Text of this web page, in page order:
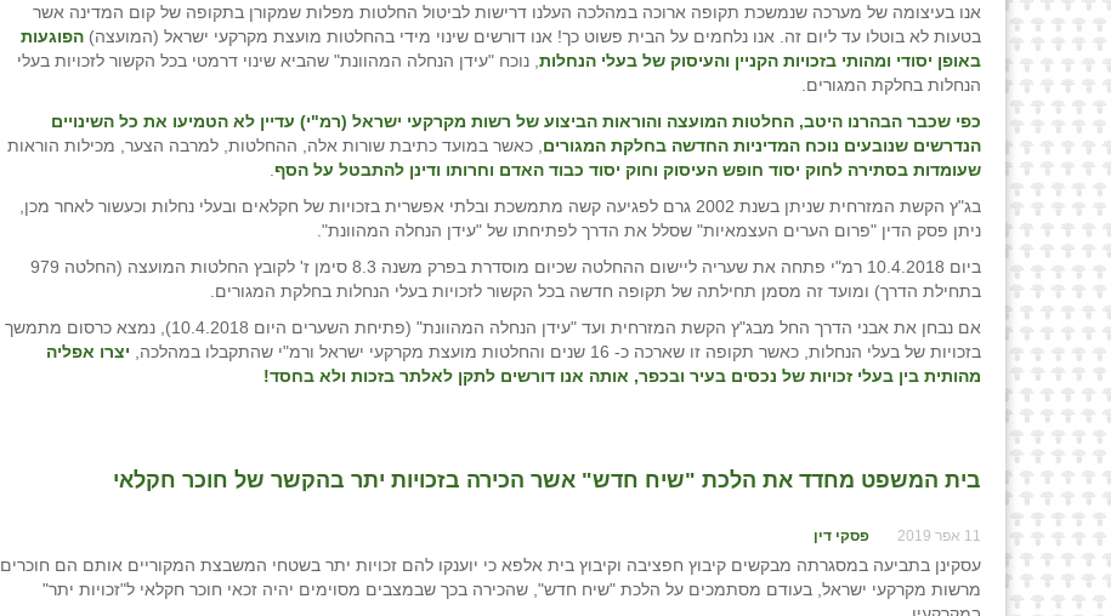
אנו בעיצומה של מערכה שנמשכת תקופה ארוכה במהלכה העלנו דרישות לביטול החלטות מפלות שמקורן בתקופה של קום המדינה אשר
בטעות לא בוטלו עד ליום זה. אנו נלחמים על הבית פשוט כך! אנו דורשים שינוי מידי בהחלטות מועצת מקרקעי ישראל (המועצה) הפוגעות
באופן יסודי ומהותי בזכויות הקניין והעיסוק של בעלי הנחלות , נוכח "עידן הנחלה המהוונת" שהביא שינוי דרמטי בכל הקשור לזכויות בעלי
הנחלות בחלקת המגורים.
כפי שכבר הבהרנו היטב, החלטות המועצה והוראות הביצוע של רשות מקרקעי ישראל (רמ"י) עדיין לא הטמיעו את כל השינויים
הנדרשים שנובעים נוכח המדיניות החדשה בחלקת המגורים , כאשר במועד כתיבת שורות אלה, ההחלטות, למרבה הצער, מכילות הוראות
שעומדות בסתירה לחוק יסוד חופש העיסוק וחוק יסוד כבוד האדם וחרותו ודינן להתבטל על הסף
בג"ץ הקשת המזרחית שניתן בשנת 2002 גרם לפגיעה קשה מתמשכת ובלתי אפשרית בזכויות של חקלאים ובעלי נחלות וכעשור לאחר מכן,
ניתן פסק הדין "פרום הערים העצמאיות" שסלל את הדרך לפתיחתו של "עידן הנחלה המהוונת".
ביום 10.4.2018 רמ"י פתחה את שעריה ליישום ההחלטה שכיום מוסדרת בפרק משנה 8.3 סימן ז' לקובץ החלטות המועצה (החלטה 979
בתחילת הדרך) ומועד זה מסמן תחילתה של תקופה חדשה בכל הקשור לזכויות בעלי הנחלות בחלקת המגורים.
אם נבחן את אבני הדרך החל מבג"ץ הקשת המזרחית ועד "עידן הנחלה המהוונת" (פתיחת השערים היום 10.4.2018), נמצא כרסום מתמשך
בזכויות של בעלי הנחלות, כאשר תקופה זו שארכה כ- 16 שנים והחלטות מועצת מקרקעי ישראל ורמ"י שהתקבלו במהלכה,
יצרו אפליה
מהותית בין בעלי זכויות של נכסים בעיר ובכפר, אותה אנו דורשים לתקן לאלתר בזכות ולא בחסד!
בית המשפט מחדד את הלכת "שיח חדש" אשר הכירה בזכויות יתר בהקשר של חוכר חקלאי
11 אפר 2019 פסקי דין
עסקינן בתביעה במסגרתה מבקשים קיבוץ חפציבה וקיבוץ בית אלפא כי יוענקו להם זכויות יתר בשטחי המשבצת המקוריים אותם הם חוכרים
מרשות מקרקעי ישראל, בעודם מסתמכים על הלכת "שיח חדש", שהכירה בכך שבמצבים מסוימים יהיה זכאי חוכר חקלאי ל"זכויות יתר"